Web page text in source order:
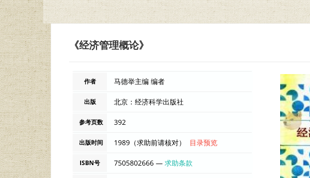
《经济管理概论》
作者 马德举主编 编者
出版 北京：经济科学出版社
参考页数 392
出版时间 1989（求助前请核对） 目录预览
ISBN号 7505802666 —求助条款